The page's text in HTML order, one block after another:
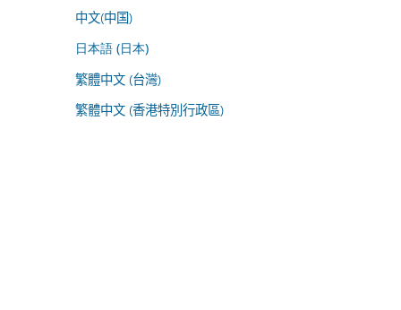
中文(中国)
日本語 (日本)
繁體中文 (台灣)
繁體中文 (香港特別行政區)